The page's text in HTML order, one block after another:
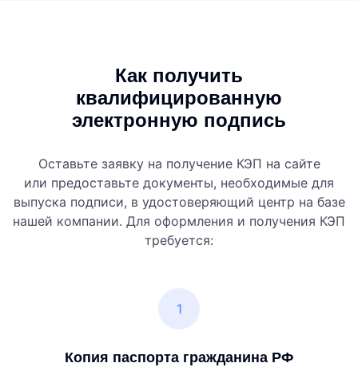
Как получить
квалифицированную
электронную подпись
Оставьте заявку на получение КЭП на сайте
или предоставьте документы, необходимые для
выпуска подписи, в удостоверяющий центр на базе
нашей компании. Для оформления и получения КЭП
требуется:
1
Копия паспорта гражданина РФ